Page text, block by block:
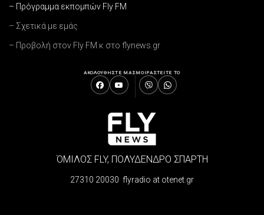
– Πρόγραμμα εκπομπών Fly FM
– Σχετικά με εμάς
– Προβολή στον Fly FM κ στο flynews.gr
ΑΚΟΛΟΥΘΗΣΤΕ ΜΑΣΜΟΙΡΑΣΤΕΙΤΕ ΤΟ
ΌΜΙΛΟΣ FLY, ΠΟΛΥΔΕΝΔΡΟ ΣΠΑΡΤΗ
27310 20030 flyradio at otenet.gr